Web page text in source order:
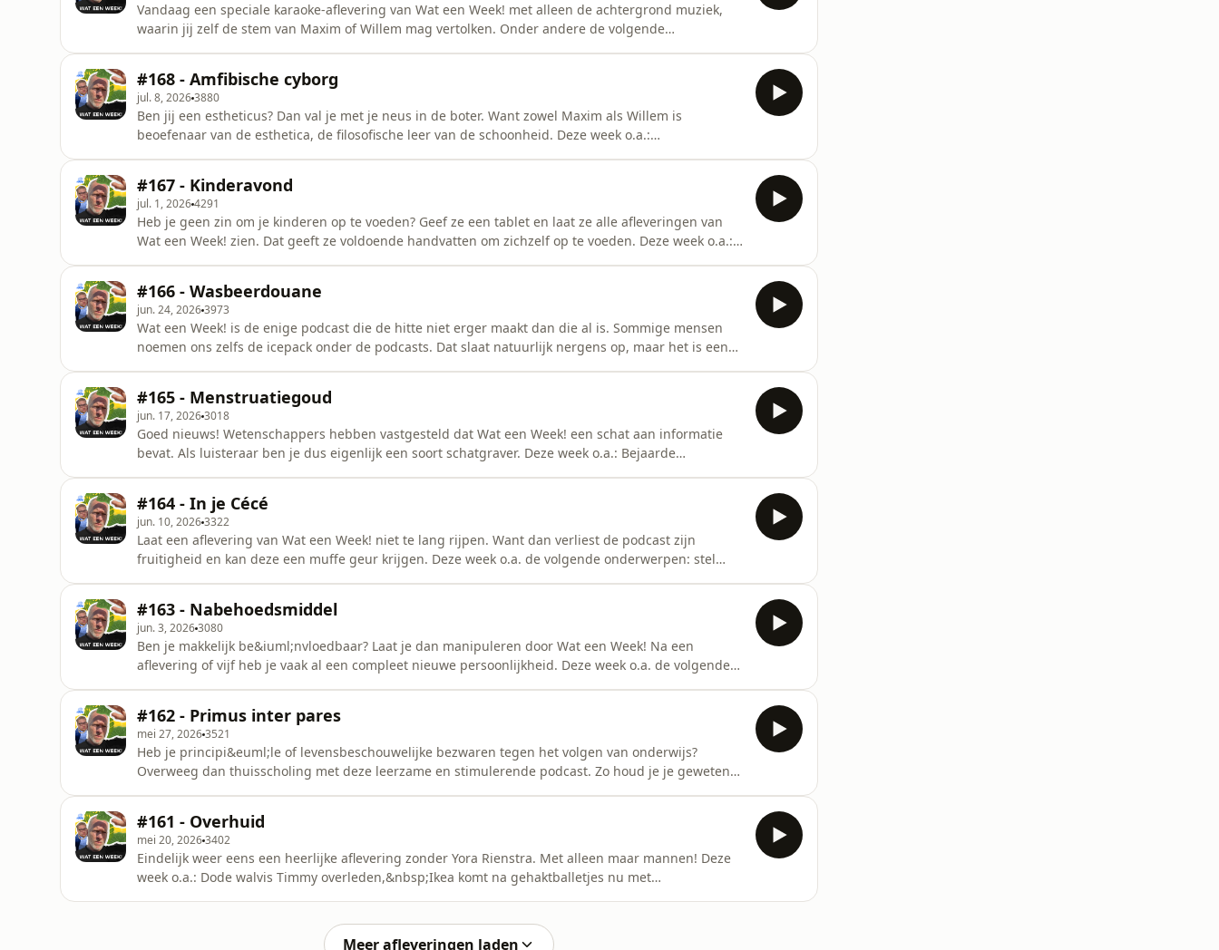
Vandaag een speciale karaoke-aflevering van Wat een Week! met alleen de achtergrond muziek,
waarin jij zelf de stem van Maxim of Willem mag vertolken. Onder andere de volgende
en laat leerling achter,&nbsp;hommels
#168 - Amfibische cyborg
jul. 8, 20263880
Ben jij een estheticus? Dan val je met je neus in de boter. Want zowel Maxim als Willem is
beoefenaar van de esthetica, de filosofische leer van de schoonheid. Deze week o.a.:
matchfixingschandaal, vreemdgaande mezen kiezen voor
#167 - Kinderavond
jul. 1, 20264291
Heb je geen zin om je kinderen op te voeden? Geef ze een tablet en laat ze alle afleveringen van
Wat een Week! zien. Dat geeft ze voldoende handvatten om zichzelf op te voeden. Deze week o.a.:
op voor 11 miljo
#166 - Wasbeerdouane
jun. 24, 20263973
Wat een Week! is de enige podcast die de hitte niet erger maakt dan die al is. Sommige mensen
noemen ons zelfs de icepack onder de podcasts. Dat slaat natuurlijk nergens op, maar het is een
jaar oude Robin Hood
#165 - Menstruatiegoud
jun. 17, 20263018
Goed nieuws! Wetenschappers hebben vastgesteld dat Wat een Week! een schat aan informatie
bevat. Als luisteraar ben je dus eigenlijk een soort schatgraver. Deze week o.a.: Bejaarde
lottoverkoper, fatbikes rijden tege
#164 - In je Cécé
jun. 10, 20263322
Laat een aflevering van Wat een Week! niet te lang rijpen. Want dan verliest de podcast zijn
fruitigheid en kan deze een muffe geur krijgen. Deze week o.a. de volgende onderwerpen: stel
en dat is heel gezond,&
#163 - Nabehoedsmiddel
jun. 3, 20263080
Ben je makkelijk be&iuml;nvloedbaar? Laat je dan manipuleren door Wat een Week! Na een
aflevering of vijf heb je vaak al een compleet nieuwe persoonlijkheid. Deze week o.a. de volgende
restaurant,&nbsp;vrouw ergert zich aan huwel
#162 - Primus inter pares
mei 27, 20263521
Heb je principi&euml;le of levensbeschouwelijke bezwaren tegen het volgen van onderwijs?
Overweeg dan thuisscholing met deze leerzame en stimulerende podcast. Zo houd je je geweten
ondankbaar kind klaagt ouders aa
#161 - Overhuid
mei 20, 20263402
Eindelijk weer eens een heerlijke aflevering zonder Yora Rienstra. Met alleen maar mannen! Deze
week o.a.: Dode walvis Timmy overleden,&nbsp;Ikea komt na gehaktballetjes nu met
Meer afleveringen laden